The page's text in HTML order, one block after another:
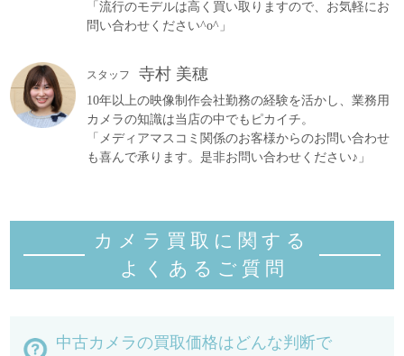
「流行のモデルは高く買い取りますので、お気軽にお
問い合わせください^o^」
スタッフ 寺村 美穂
10年以上の映像制作会社勤務の経験を活かし、業務用
カメラの知識は当店の中でもピカイチ。
「メディアマスコミ関係のお客様からのお問い合わせ
も喜んで承ります。是非お問い合わせください♪」
カメラ買取に関する
よくあるご質 問
中古カメラの買取価格はどんな判断で